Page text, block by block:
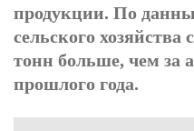
продукции. По
сельского
тонн больше, чем за
прошлого года.